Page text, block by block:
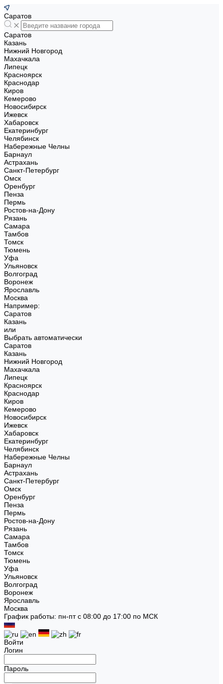
Саратов
Саратов
Казань
Нижний Новгород
Махачкала
Липецк
Красноярск
Краснодар
Киров
Кемерово
Новосибирск
Ижевск
Хабаровск
Екатеринбург
Челябинск
Набережные Челны
Барнаул
Астрахань
Санкт-Петербург
Омск
Оренбург
Пенза
Пермь
Ростов-на-Дону
Рязань
Самара
Тамбов
Томск
Тюмень
Уфа
Ульяновск
Волгоград
Воронеж
Ярославль
Москва
Например:
Саратов
Казань
или
Выбрать автоматически
Саратов
Казань
Нижний Новгород
Махачкала
Липецк
Красноярск
Краснодар
Киров
Кемерово
Новосибирск
Ижевск
Хабаровск
Екатеринбург
Челябинск
Набережные Челны
Барнаул
Астрахань
Санкт-Петербург
Омск
Оренбург
Пенза
Пермь
Ростов-на-Дону
Рязань
Самара
Тамбов
Томск
Тюмень
Уфа
Ульяновск
Волгоград
Воронеж
Ярославль
Москва
График работы: пн-пт с 08:00 до 17:00 по МСК
Войти
Логин
Пароль